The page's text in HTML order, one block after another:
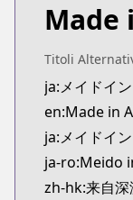
Official
https://
Kitsu
Kitsu
https://
CDJapan
CDJapan
https://
Made
Titoli
ja:メイドイ
en:Made in
ja:メイドイ
ja-ro:Meido
zh-hk:来自深